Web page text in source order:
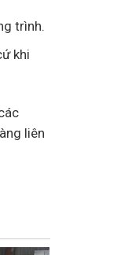
trình.
khi
liên